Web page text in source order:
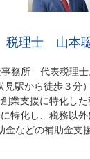
税理士 山本
務所 代表税理
見駅から徒歩３分
業支援に特化し
特化し、税務以
金などの補助金支